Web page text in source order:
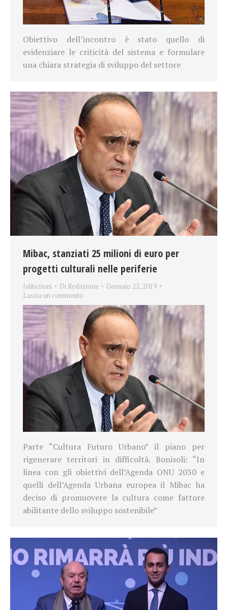
Obiettivo dell’incontro è stato quello di
evidenziare le criticità del sistema e formulare
una chiara strategia di sviluppo del settore
Mibac, stanziati 25 milioni di euro per
progetti culturali nelle periferie
Istituzioni Di Redazione
Gennaio 22, 2019
Lascia un commento
Parte “Cultura Futuro Urbano” il piano per
rigenerare territori in difficoltà. Bonisoli: “In
linea con gli obiettivi dell’Agenda ONU 2030 e
quelli dell’Agenda Urbana europea il Mibac ha
deciso di promuovere la cultura come fattore
abilitante dello sviluppo sostenibile”